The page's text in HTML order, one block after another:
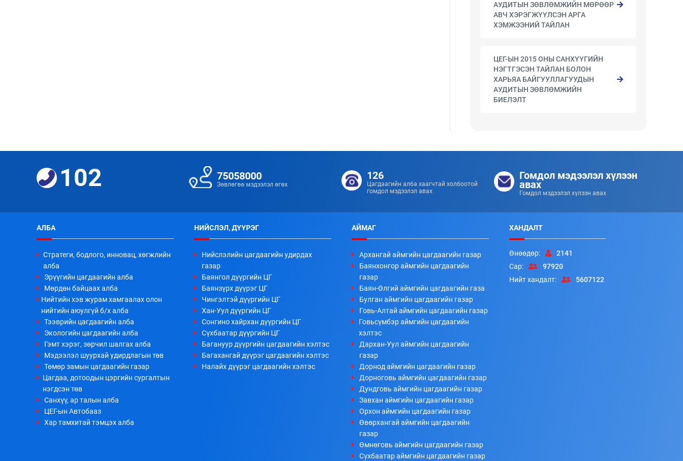
АУДИТЫН ЗӨВЛӨМЖИЙН МӨРӨӨР
АВЧ ХЭРЭГЖҮҮЛСЭН АРГА
ХЭМЖЭЭНИЙ ТАЙЛАН
ЦЕГ-ЫН 2015 ОНЫ САНХҮҮГИЙН
НЭГТГЭСЭН ТАЙЛАН БОЛОН
ХАРЬЯА БАЙГУУЛЛАГУУДЫН
АУДИТЫН ЗӨВЛӨМЖИЙН
БИЕЛЭЛТ
102 75058000
Зөвлөгөө мэдээлэл өгөх
126
Цагдаагийн алба хаагчтай холбоотой
гомдол мэдээлэл авах
Гомдол мэдээлэл хүлээн
авах
Гомдол мэдээлэл хүлээн авах
АЛБА
Стратеги, бодлого, инновац, хөгжлийн
алба
Эрүүгийн цагдаагийн алба
Мөрдөн байцаах алба
Нийтийн хэв журам хамгаалах олон
нийтийн аюулгүй б/х алба
Тээврийн цагдаагийн алба
Экологийн цагдаагийн алба
Гэмт хэрэг, зөрчил шалгах алба
Мэдээлэл шуурхай удирдлагын төв
Төмөр замын цагдаагийн газар
Цагдаа, дотоодын цэргийн сургалтын
нэгдсэн төв
Санхүү, ар талын алба
ЦЕГ-ын Автобааз
Хар тамхитай тэмцэх алба
НИЙСЛЭЛ, ДҮҮРЭГ
Нийслэлийн цагдаагийн удирдах
газар
Баянгол дүүргийн ЦГ
Баянзүрх дүүрэг ЦГ
Чингэлтэй дүүргийн ЦГ
Хан-Уул дүүргийн ЦГ
Сонгино хайрхан дүүргийн ЦГ
Сүхбаатар дүүргийн ЦГ
Багануур дүүргийн цагдаагийн хэлтэс
Багахангай дүүрэг цагдаагийн хэлтэс
Налайх дүүрэг цагдаагийн хэлтэс
АЙМАГ
Архангай аймгийн цагдаагийн газар
Баянхонгор аймгийн цагдаагийн
газар
Баян-Өлгий аймгийн цагдаагийн газа
Булган аймгийн цагдаагийн газар
Говь-Алтай аймгийн цагдаагийн газар
Говьсүмбэр аймгийн цагдаагийн
хэлтэс
Дархан-Уул аймгийн цагдаагийн
газар
Дорнод аймгийн цагдаагийн газар
Дорноговь аймгийн цагдаагийн газар
Дундговь аймгийн цагдаагийн газар
Завхан аймгийн цагдаагийн газар
Орхон аймгийн цагдаагийн газар
Өвөрхангай аймгийн цагдаагийн
газар
Өмнөговь аймгийн цагдаагийн газар
Сүхбаатар аймгийн цагдаагийн газар
ХАНДАЛТ
Өнөөдөр:
2141
Сар:
97920
Нийт хандалт:
5607122